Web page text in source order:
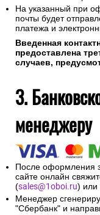
На указанный при
почты будет
платежа и
Введенная
предоставлена
случаев,
3.
менеджеру
После оформления
сайте онлайн
(sales@1oboi.ru) или
Менеджер
"Сбербанк" и